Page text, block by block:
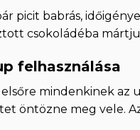
picit babrás,
csokoládéba
felhasználása
mindenkinek az
öntözne meg vele.